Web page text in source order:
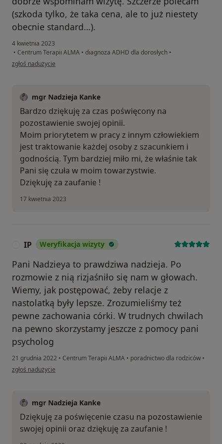
(szkoda tylko, że taka cena, ale to już niestety
obecnie standard…).
4 kwietnia 2023
• Centrum Terapii ALMA • diagnoza ADHD dla dorosłych •
w opinii użytkownika Martyna
zgłoś nadużycie
mgr Nadzieja Kanke
Bardzo dziękuję za czas poświęcony na
pozostawienie swojej opinii.
Moim priorytetem w pracy z innym człowiekiem
jest traktowanie każdej osoby z szacunkiem i
godnością. Tym bardziej miło mi, że właśnie tak
Pani się czuła w moim towarzystwie.
Dziękuję za zaufanie !
17 kwietnia 2023
IP Weryfikacja wizyty
Pani Nadzieya to prawdziwa nadzieja. Po
rozmowie z nią rizjaśniło się nam w głowach.
Wiemy, jak postępować, żeby relacje z
nastolatką były lepsze. Zrozumieliśmy też
pewne zachowania córki. W trudnych chwilach
na pewno skorzystamy jeszcze z pomocy pani
psycholog
21 grudnia 2022 • Centrum Terapii ALMA • poradnictwo dla rodziców •
w opinii użytkownika IP
zgłoś nadużycie
mgr Nadzieja Kanke
Dziękuję za poświęcenie czasu na pozostawienie
swojej opinii oraz dziękuję za zaufanie !